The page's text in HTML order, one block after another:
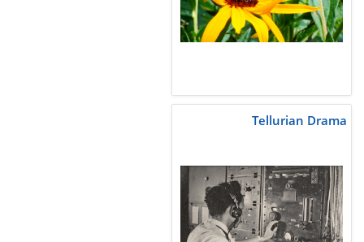
Tellurian Drama